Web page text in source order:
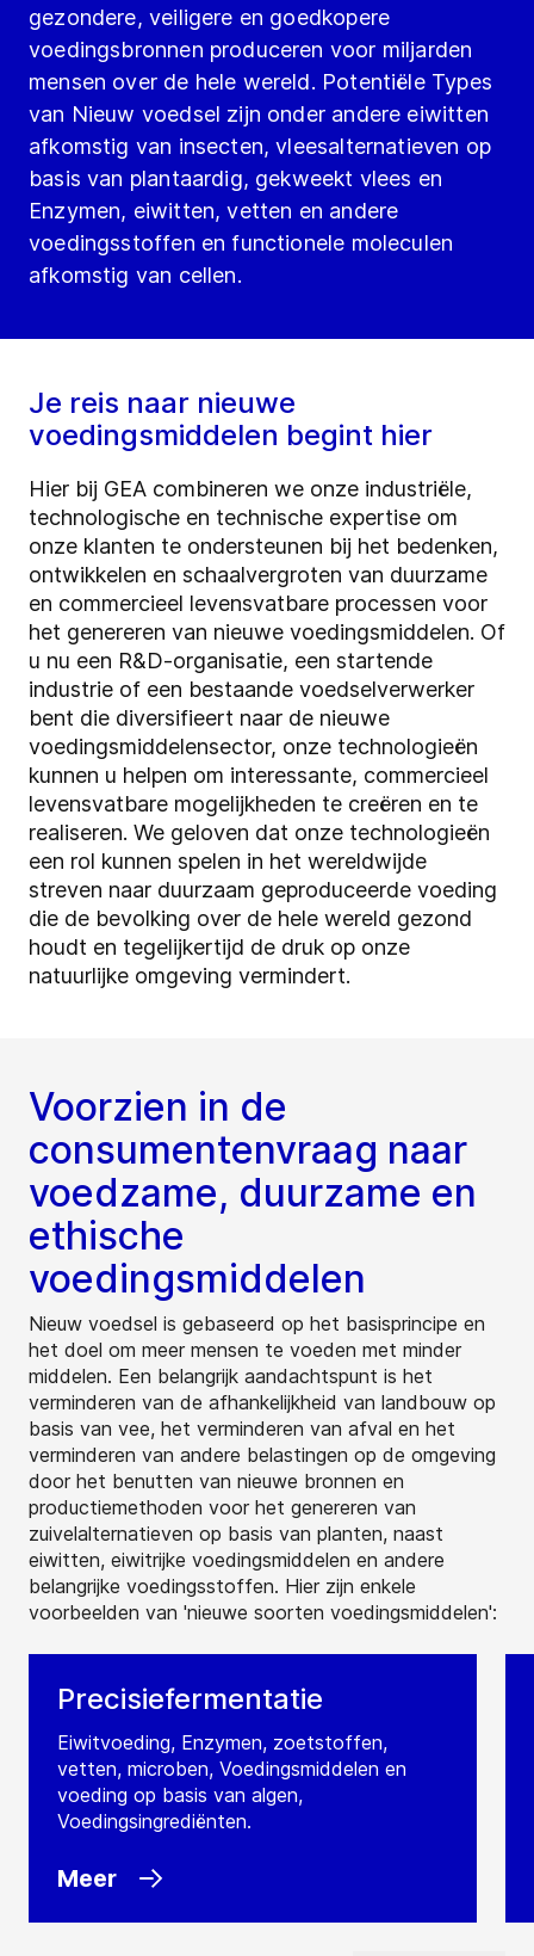
gezondere, veiligere en goedkopere
voedingsbronnen produceren voor miljarden
mensen over de hele wereld. Potentiële Types
van Nieuw voedsel zijn onder andere eiwitten
afkomstig van insecten, vleesalternatieven op
basis van plantaardig, gekweekt vlees en
Enzymen, eiwitten, vetten en andere
voedingsstoffen en functionele moleculen
afkomstig van cellen.
Je reis naar nieuwe
voedingsmiddelen begint hier
Hier bij GEA combineren we onze industriële,
technologische en technische expertise om
onze klanten te ondersteunen bij het bedenken,
ontwikkelen en schaalvergroten van duurzame
en commercieel levensvatbare processen voor
het genereren van nieuwe voedingsmiddelen. Of
u nu een R&D-organisatie, een startende
industrie of een bestaande voedselverwerker
bent die diversifieert naar de nieuwe
voedingsmiddelensector, onze technologieën
kunnen u helpen om interessante, commercieel
levensvatbare mogelijkheden te creëren en te
realiseren. We geloven dat onze technologieën
een rol kunnen spelen in het wereldwijde
streven naar duurzaam geproduceerde voeding
die de bevolking over de hele wereld gezond
houdt en tegelijkertijd de druk op onze
natuurlijke omgeving vermindert.
Voorzien in de
consumentenvraag naar
voedzame, duurzame en
ethische
voedingsmiddelen
Nieuw voedsel is gebaseerd op het basisprincipe en
het doel om meer mensen te voeden met minder
middelen. Een belangrijk aandachtspunt is het
verminderen van de afhankelijkheid van landbouw op
basis van vee, het verminderen van afval en het
verminderen van andere belastingen op de omgeving
door het benutten van nieuwe bronnen en
productiemethoden voor het genereren van
zuivelalternatieven op basis van planten, naast
eiwitten, eiwitrijke voedingsmiddelen en andere
belangrijke voedingsstoffen. Hier zijn enkele
voorbeelden van 'nieuwe soorten voedingsmiddelen':
Precisiefermentatie
Eiwitvoeding, Enzymen, zoetstoffen,
vetten, microben, Voedingsmiddelen en
voeding op basis van algen,
Voedingsingrediënten.
Meer